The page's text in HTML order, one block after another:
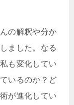
の解釈や分か
ました。なる
も変化してい
いるのか？ど
が進化してい